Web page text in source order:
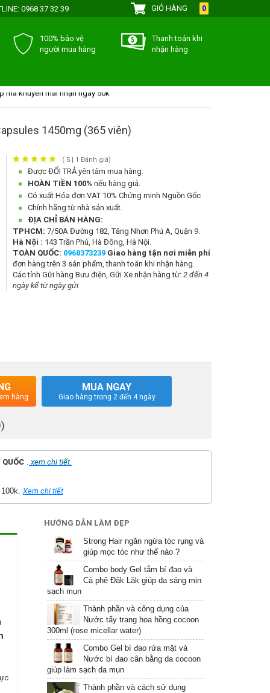
0968 37 32 39 GIỎ HÀNG 0
100% bảo vệ
người mua hàng
Thanh toán khi
nhận hàng
mã khuyến mãi nhận ngay 50k
trình khuyến mãi của Lamdepthiennhien.vn
mãi đặc biệt dành cho 20/10
1450mg (365 viên)
( 5 | 1 Đánh giá)
Được ĐỔI TRẢ yên tâm mua hàng.
HOÀN TIỀN 100% nếu hàng giả.
Có xuất Hóa đơn VAT 10% Chứng minh Nguồn Gốc
Chính hãng từ nhà sản xuất.
ĐỊA CHỈ BÁN HÀNG:
TPHCM: 7/50A Đường 182, Tăng Nhơn Phú A, Quận 9.
Hà Nội : 143 Trần Phú, Hà Đông, Hà Nội.
TOÀN QUỐC: 0968373239 Giao hàng tận nơi miễn phí
đơn hàng trên 3 sản phẩm, thanh toán khi nhận hàng.
Các tỉnh Gữi hàng Bưu điện, Gữi Xe nhận hàng từ: 2 đến 4
ngày kể từ ngày gửi
hàng
MUA NGAY
Giao hàng trong 2 đến 4 ngày
. xem chi tiết.
Xem chi tiết
HƯỚNG DẪN LÀM ĐẸP
Strong Hair ngăn ngừa tóc rụng và
giúp mọc tóc như thế nào ?
Combo body Gel tắm bí đao và
Cà phê Đăk Lăk giúp da sáng mịn
sạch mụn
Thành phần và công dụng của
Nước tẩy trang hoa hồng cocoon
300ml (rose micellar water)
Combo Gel bí đao rửa mặt và
Nước bí đao cân bằng da cocoon
giúp làm sạch da mụn
Thành phần và cách sử dụng